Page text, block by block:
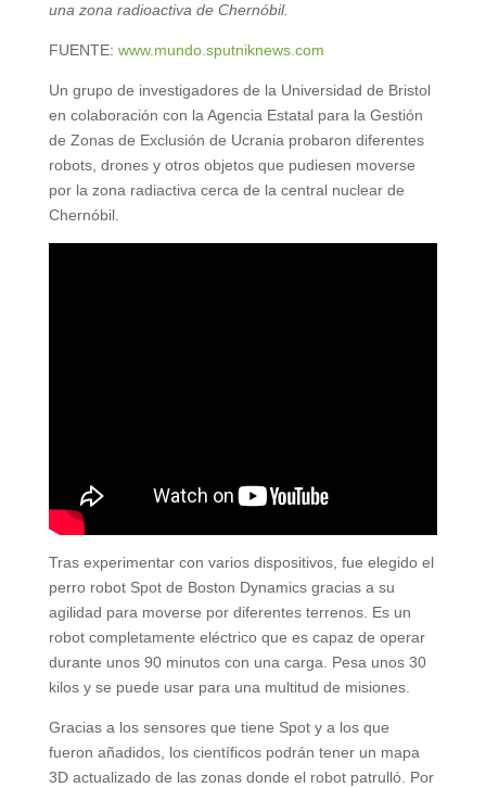
una zona radioactiva de Chernóbil.
FUENTE: www.mundo.sputniknews.com
Un grupo de investigadores de la Universidad de Bristol
en colaboración con la Agencia Estatal para la Gestión
de Zonas de Exclusión de Ucrania probaron diferentes
robots, drones y otros objetos que pudiesen moverse
por la zona radiactiva cerca de la central nuclear de
Chernóbil.
Tras experimentar con varios dispositivos, fue elegido el
perro robot Spot de Boston Dynamics gracias a su
agilidad para moverse por diferentes terrenos. Es un
robot completamente eléctrico que es capaz de operar
durante unos 90 minutos con una carga. Pesa unos 30
kilos y se puede usar para una multitud de misiones.
Gracias a los sensores que tiene Spot y a los que
fueron añadidos, los científicos podrán tener un mapa
3D actualizado de las zonas donde el robot patrulló. Por